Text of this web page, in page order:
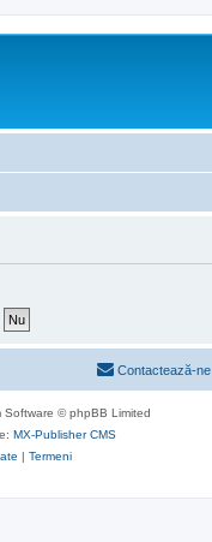
Contactează-ne
Software © phpBB Limited
MX-Publisher CMS
| Termeni